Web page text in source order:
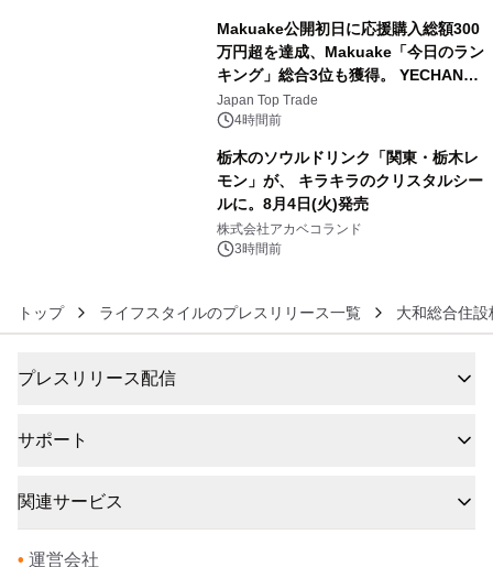
Makuake公開初日に応援購入総額300
万円超を達成、Makuake「今日のラン
キング」総合3位も獲得。 YECHAN音
浴シンギングボウル第2弾の大型サイ
ズ（XL・2XL・3XL）を先行販売中
Japan Top Trade
4時間前
栃木のソウルドリンク「関東・栃木レ
モン」が、 キラキラのクリスタルシー
ルに。8月4日(火)発売
株式会社アカベコランド
3時間前
トップ ライフスタイルのプレスリリース一覧 大和総合住設
プレスリリース配信
サポート
関連サービス
• 運営会社